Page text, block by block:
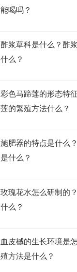
能喝吗？
酢浆草科是什么？酢
什么？
彩色马蹄莲的形态特
莲的繁殖方法什么？
施肥器的特点是什么
是什么？
玫瑰花水怎么研制的
什么？
血皮槭的生长环境是
殖方法是什么？